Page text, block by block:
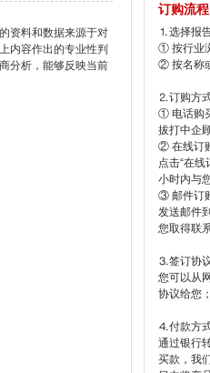
资料和数据来源于对
内容作出的专业性判
分析，能够反映当前
订购流程
⒈选择报
① 按行业
② 按名称
⒉订购方
① 电话购
拔打中企
② 在线订
点击“在
小时内与
③ 邮件订
发送邮件
您取得联
⒊签订协
您可以从
协议给您；
⒋付款方
通过银行
买款，我